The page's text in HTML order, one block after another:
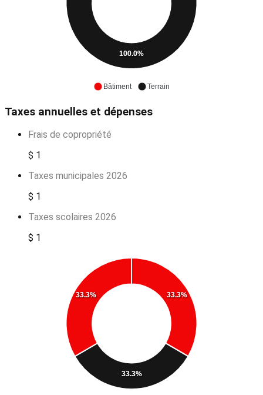
100.0%
Bâtiment Terrain
Taxes annuelles et dépenses
Frais de copropriété
$ 1
Taxes municipales 2026
$ 1
Taxes scolaires 2026
$ 1
33.3%
33.3%
33.3%